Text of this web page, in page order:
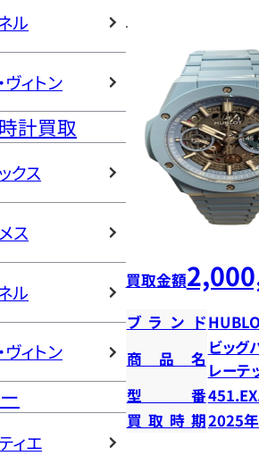
ル
ヴィトン
計買取
クス
ス
ル
ヴィトン
ィエ
買取金額
ブランド
商品名
ビッグ
レーテ
型番
買取時期2025